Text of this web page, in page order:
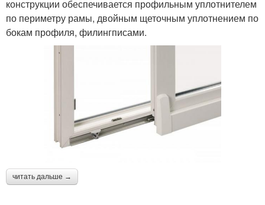
конструкции обеспечивается профильным уплотнителем
по периметру рамы, двойным щеточным уплотнением по
бокам профиля, филингписами.
читать дальше →